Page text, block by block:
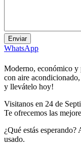
WhatsApp
Moderno, económico y
con aire
y llevátelo hoy!
Visitanos en 24 de
Te ofrecemos las
¿Qué estás
usado.